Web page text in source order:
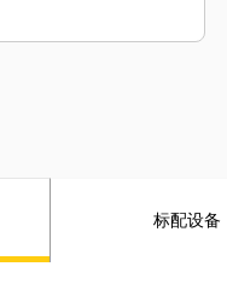
标配设备